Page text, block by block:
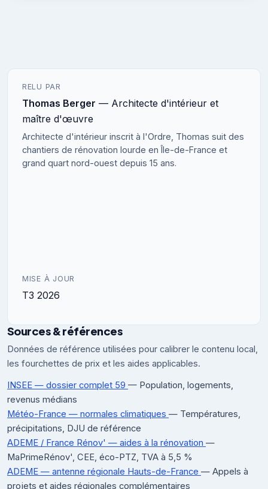
RELU PAR
Thomas Berger — Architecte d'intérieur et
maître d'œuvre
Architecte d'intérieur inscrit à l'Ordre, Thomas suit des
chantiers de rénovation lourde en Île-de-France et
grand quart nord-ouest depuis 15 ans.
MISE À JOUR
T3 2026
Sources & références
Données de référence utilisées pour calibrer le contenu local,
les fourchettes de prix et les aides applicables.
INSEE — dossier complet 59 — Population, logements,
revenus médians
Météo-France — normales climatiques — Températures,
précipitations, DJU de référence
ADEME / France Rénov' — aides à la rénovation —
MaPrimeRénov', CEE, éco-PTZ, TVA à 5,5 %
ADEME — antenne régionale Hauts-de-France — Appels à
projets et aides régionales complémentaires